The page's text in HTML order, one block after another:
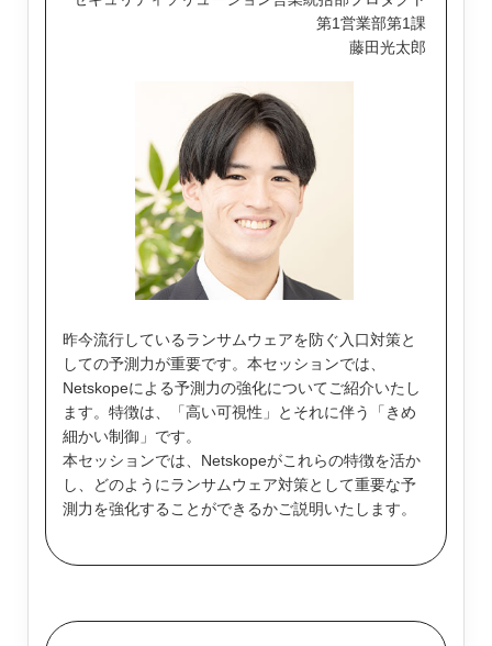
第1営業部第1課
藤田光太郎
昨今流行しているランサムウェアを防ぐ入口対策と
しての予測力が重要です。本セッションでは、
Netskopeによる予測力の強化についてご紹介いたし
ます。特徴は、「高い可視性」とそれに伴う「きめ
細かい制御」です。
本セッションでは、Netskopeがこれらの特徴を活か
し、どのようにランサムウェア対策として重要な予
測力を強化することができるかご説明いたします。